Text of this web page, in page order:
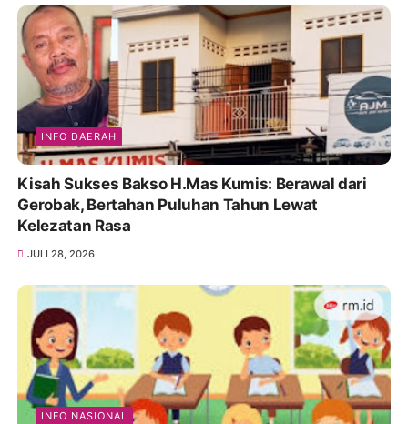
INFO DAERAH
Kisah Sukses Bakso H.Mas Kumis: Berawal dari
Gerobak, Bertahan Puluhan Tahun Lewat
Kelezatan Rasa
JULI 28, 2026
INFO NASIONAL